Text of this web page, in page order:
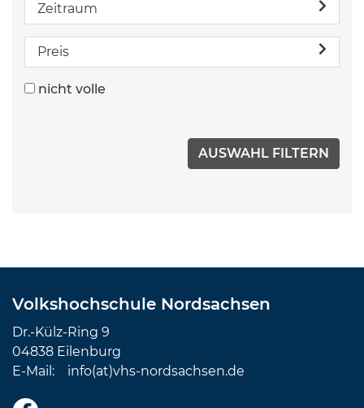
Zeitraum
Preis
nicht volle
Volkshochschule Nordsachsen
Dr.-Külz-Ring 9
04838 Eilenburg
E-Mail: info(at)vhs-nordsachsen.de